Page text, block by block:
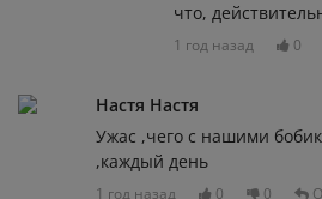
что,
1 год назад 0
Настя Настя
Ужас ,чего с нашими
,каждый день
1 год назад 0 0